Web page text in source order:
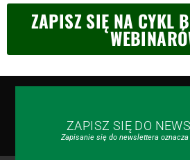
ZAPISZ SIĘ NA CYKL
ZAPISZ SIĘ DO
Zapisanie się do newslettera